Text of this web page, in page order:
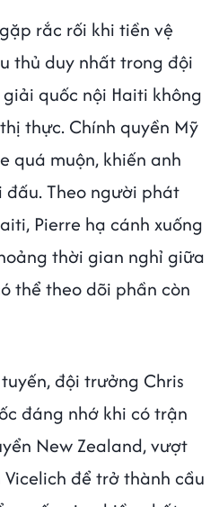
rắc rối khi tiền vệ
thủ duy nhất trong đội
quốc nội Haiti không
thực. Chính quyền Mỹ
quá muộn, khiến anh
Theo người phát
Pierre hạ cánh xuống
thời gian nghỉ giữa
thể theo dõi phần còn
đội trưởng Chris
đáng nhớ khi có trận
New Zealand, vượt
để trở thành cầu